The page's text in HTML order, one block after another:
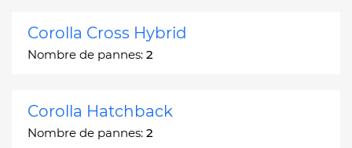
Corolla Cross Hybrid
Nombre de pannes: 2
Corolla Hatchback
Nombre de pannes: 2